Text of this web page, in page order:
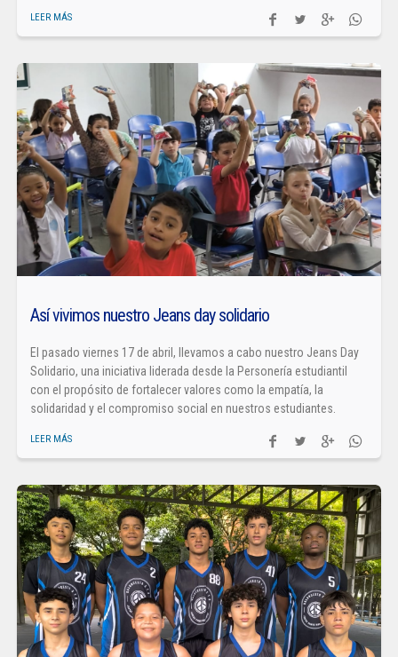
LEER MÁS
Así vivimos nuestro Jeans day solidario
El pasado viernes 17 de abril, llevamos a cabo nuestro Jeans Day
Solidario, una iniciativa liderada desde la Personería estudiantil
con el propósito de fortalecer valores como la empatía, la
solidaridad y el compromiso social en nuestros estudiantes.
LEER MÁS